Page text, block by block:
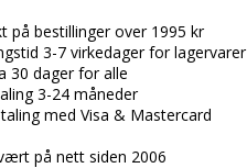
på bestillinger over 1995 kr
3-7 virkedager for lagervarer
30 dager for alle
3-24 måneder
med Visa & Mastercard
på nett siden 2006